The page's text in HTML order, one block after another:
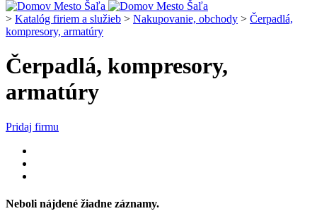
> Katalóg firiem a služieb > Nakupovanie, obchody > Čerpadlá,
kompresory, armatúry
Čerpadlá, kompresory,
armatúry
Pridaj firmu
Neboli nájdené žiadne záznamy.